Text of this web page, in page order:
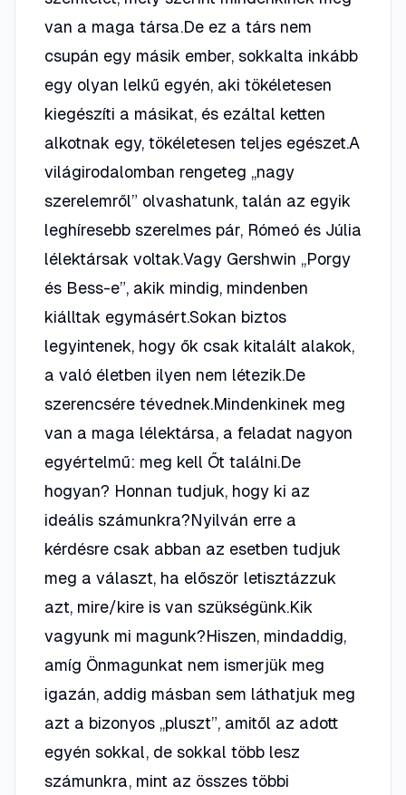
van a maga társa.De ez a társ nem
csupán egy másik ember, sokkalta inkább
egy olyan lelkű egyén, aki tökéletesen
kiegészíti a másikat, és ezáltal ketten
alkotnak egy, tökéletesen teljes egészet.A
világirodalomban rengeteg „nagy
szerelemről” olvashatunk, talán az egyik
leghíresebb szerelmes pár, Rómeó és Júlia
lélektársak voltak.Vagy Gershwin „Porgy
és Bess-e”, akik mindig, mindenben
kiálltak egymásért.Sokan biztos
legyintenek, hogy ők csak kitalált alakok,
a való életben ilyen nem létezik.De
szerencsére tévednek.Mindenkinek meg
van a maga lélektársa, a feladat nagyon
egyértelmű: meg kell Őt találni.De
hogyan? Honnan tudjuk, hogy ki az
ideális számunkra?Nyilván erre a
kérdésre csak abban az esetben tudjuk
meg a választ, ha először letisztázzuk
azt, mire/kire is van szükségünk.Kik
vagyunk mi magunk?Hiszen, mindaddig,
amíg Önmagunkat nem ismerjük meg
igazán, addig másban sem láthatjuk meg
azt a bizonyos „pluszt”, amitől az adott
egyén sokkal, de sokkal több lesz
számunkra, mint az összes többi